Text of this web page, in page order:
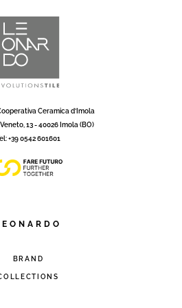
Ceramica d’Imola
13 - 40026 Imola (BO)
+39 0542 601601
BRAND